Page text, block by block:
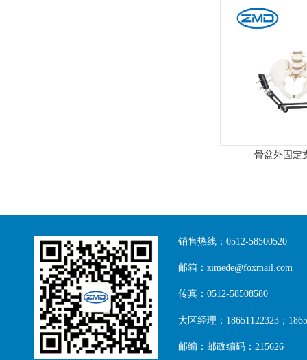
骨盆外固定
销售热线：0512-58500520
邮箱：zimede@foxmail.com
传真：0512-58508580
大区经理：18651122323；
邮编：邮政编码：215626